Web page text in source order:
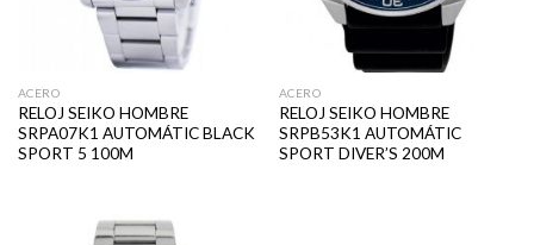
ACERO
RELOJ SEIKO HOMBRE
SRPA07K1 AUTOMÁTIC BLACK
SPORT 5 100M
ACERO
RELOJ SEIKO HOMBRE
SRPB53K1 AUTOMÁTIC
SPORT DIVER’S 200M